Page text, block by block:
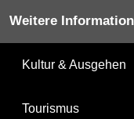
Weitere
Kultur & Ausgehen
Tourismus